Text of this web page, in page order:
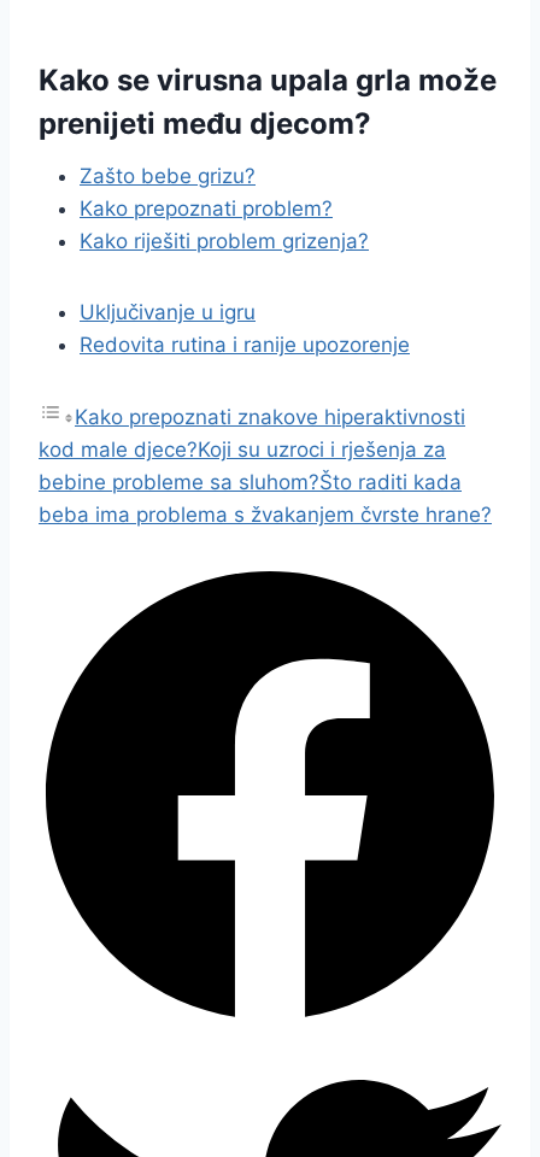
Kako se virusna upala grla može
prenijeti među djecom?
Zašto bebe grizu?
Kako prepoznati problem?
Kako riješiti problem grizenja?
Uključivanje u igru
Redovita rutina i ranije upozorenje
Kako prepoznati znakove hiperaktivnosti
kod male djece?Koji su uzroci i rješenja za
bebine probleme sa sluhom?Što raditi kada
beba ima problema s žvakanjem čvrste hrane?